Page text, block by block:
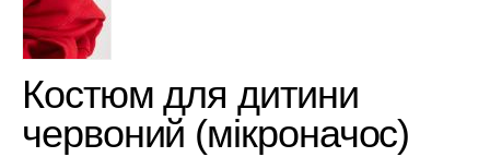
Костюм для дитини
червоний (мікроначос)